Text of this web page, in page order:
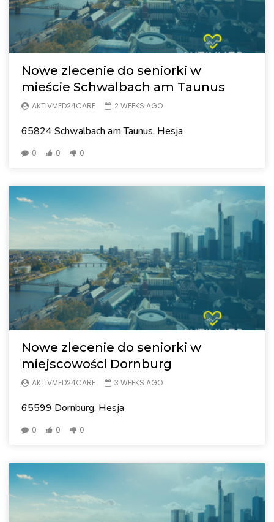
Nowe zlecenie do seniorki w
mieście Schwalbach am Taunus
AKTIVMED24CARE 2 WEEKS AGO
65824 Schwalbach am Taunus, Hesja
0 0 0
Nowe zlecenie do seniorki w
miejscowości Dornburg
AKTIVMED24CARE 3 WEEKS AGO
65599 Dornburg, Hesja
0 0 0